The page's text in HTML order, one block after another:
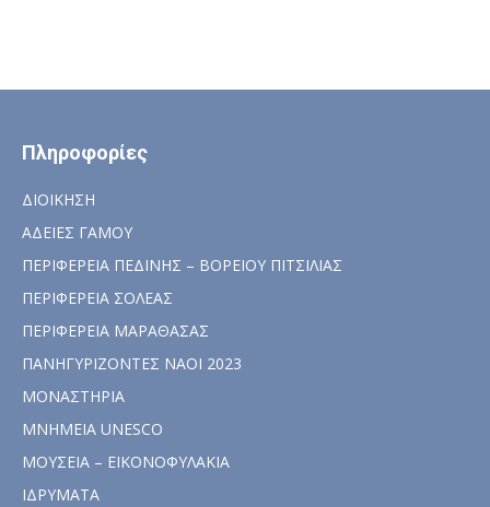
Πληροφορίες
ΔΙΟΙΚΗΣΗ
ΑΔΕΙΕΣ ΓΑΜΟΥ
ΠΕΡΙΦΕΡΕΙΑ ΠΕΔΙΝΗΣ – ΒΟΡΕΙΟΥ ΠΙΤΣΙΛΙΑΣ
ΠΕΡΙΦΕΡΕΙΑ ΣΟΛΕΑΣ
ΠΕΡΙΦΕΡΕΙΑ ΜΑΡΑΘΑΣΑΣ
ΠΑΝΗΓΥΡΙΖΟΝΤΕΣ ΝΑΟΙ 2023
ΜΟΝΑΣΤΗΡΙΑ
ΜΝΗΜΕΙΑ UNESCO
ΜΟΥΣΕΙΑ – ΕΙΚΟΝΟΦΥΛΑΚΙΑ
ΙΔΡΥΜΑΤΑ